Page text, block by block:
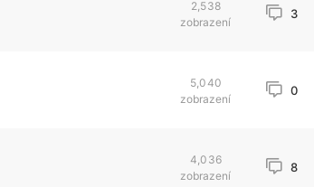
2,538
zobrazení
3
5,040
zobrazení
0
4,036
zobrazení
8